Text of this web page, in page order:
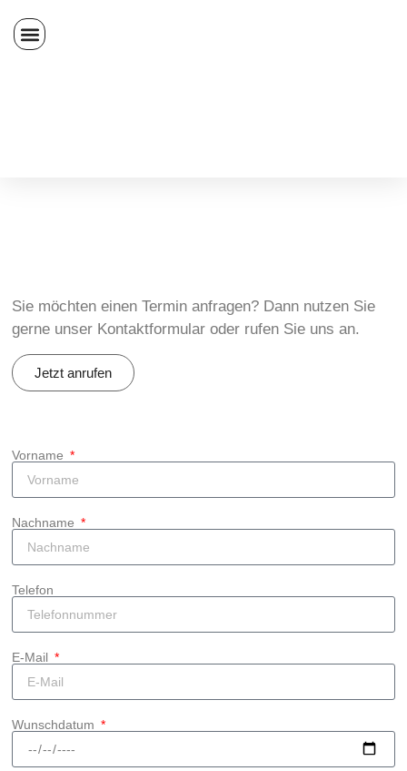
Sie möchten einen Termin anfragen? Dann nutzen Sie
gerne unser Kontaktformular oder rufen Sie uns an.
Jetzt anrufen
Vorname
Nachname
Telefon
E-Mail
Wunschdatum